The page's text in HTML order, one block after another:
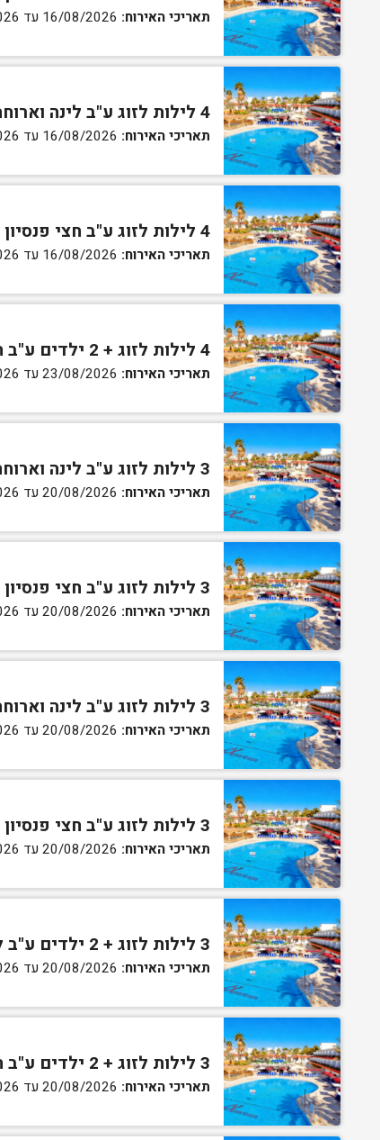
תאריכי האירוח:
4 לילות לזוג ע"ב לינה וארוחת בוקר בחדר גן
תאריכי האירוח:
4 לילות לזוג ע"ב חצי פנסיון בחדר גן
תאריכי האירוח:
4 לילות לזוג + 2 ילדים ע"ב חצי פנסיון בחדר סופריור
תאריכי האירוח:
3 לילות לזוג ע"ב לינה וארוחת בוקר בחדר סטנדרט
תאריכי האירוח:
3 לילות לזוג ע"ב חצי פנסיון בחדר סטנדרט
תאריכי האירוח:
3 לילות לזוג ע"ב לינה וארוחת בוקר בחדר גן
תאריכי האירוח:
3 לילות לזוג ע"ב חצי פנסיון בחדר גן
תאריכי האירוח:
3 לילות לזוג + 2 ילדים ע"ב לינה וארוחת בוקר בחדר סופריור
תאריכי האירוח:
3 לילות לזוג + 2 ילדים ע"ב חצי פנסיון בחדר סופריור
תאריכי האירוח: